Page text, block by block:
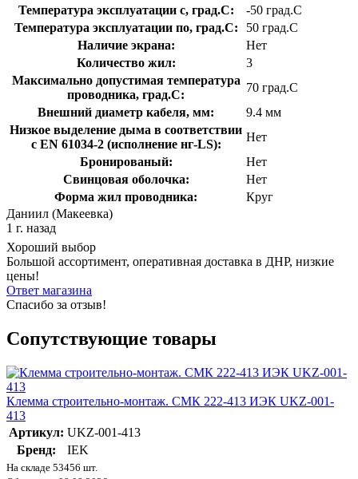
Температура эксплуатации с, град.C:
-50 град.C
Температура эксплуатации по, град.C:
50 град.C
Наличие экрана:
Нет
Количество жил:
3
Максимально допустимая температура
проводника, град.C:
70 град.C
Внешний диаметр кабеля, мм:
9.4 мм
Низкое выделение дыма в соответствии
с EN 61034-2 (исполнение нг-LS):
Нет
Бронированый:
Нет
Свинцовая оболочка:
Нет
Форма жил проводника:
Круг
Даниил (Макеевка)
1 г. назад
Хороший выбор
Большой ассортимент, оперативная доставка в ДНР, низкие
цены!
Ответ магазина
Спасибо за отзыв!
Сопутствующие товары
Клемма строительно-монтаж. СМК 222-413 ИЭК UKZ-001-
413
Артикул: UKZ-001-413
Бренд:
IEK
На складе 53456 шт.